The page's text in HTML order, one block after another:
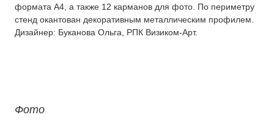
Изготовление вывесок
формата А4, а также 12 карманов для фото. По периметру
стенд окантован декоративным металлическим профилем.
Дизайнер: Буканова Ольга, РПК Визиком-Арт.
Фото